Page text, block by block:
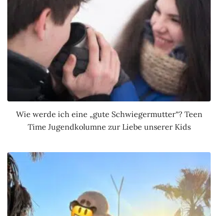
Wie werde ich eine „gute Schwiegermutter“? Teen
Time Jugendkolumne zur Liebe unserer Kids